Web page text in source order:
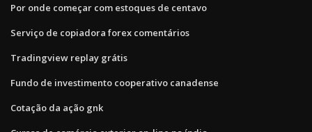
Por onde começar com estoques de centavo
Serviço de copiadora forex comentários
Tradingview replay grátis
Fundo de investimento cooperativo canadense
Cotação da ação gnk